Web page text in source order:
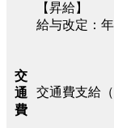
【昇給】
給与改定：年
交
通
費
交通費支給